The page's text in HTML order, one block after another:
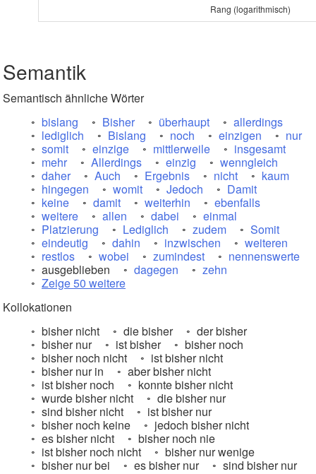
Rang (logarithmisch)
Semantik
Semantisch ähnliche Wörter
bislang
Bisher überhaupt
allerdings
lediglich
Bislang noch einzigen
nur
somit
einzige mittlerweile
insgesamt
mehr
Allerdings einzig
wenngleich
daher
Auch Ergebnis nicht
kaum
hingegen
womit Jedoch
Damit
keine
damit weiterhin
ebenfalls
weitere
allen dabei
einmal
Platzierung
Lediglich zudem
Somit
eindeutig
dahin inzwischen
weiteren
restlos
wobei zumindest
nennenswerte
ausgeblieben
dagegen
zehn
Zeige 50 weitere
Kollokationen
bisher nicht
die bisher
der bisher
bisher nur
ist bisher
bisher noch
bisher noch nicht
ist bisher nicht
bisher nur in
aber bisher nicht
ist bisher noch
konnte bisher nicht
wurde bisher nicht
die bisher nur
sind bisher nicht
ist bisher nur
bisher noch keine
jedoch bisher nicht
es bisher nicht
bisher noch nie
ist bisher noch nicht
bisher nur wenige
bisher nur bei
es bisher nur sind bisher nur